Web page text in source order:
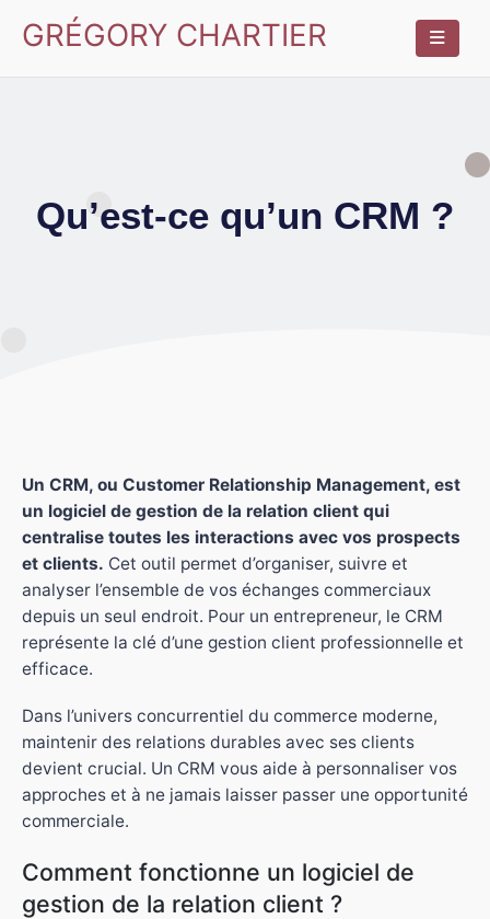
GRÉGORY CHARTIER
Qu’est-ce qu’un CRM ?
Un CRM, ou Customer Relationship Management, est
un logiciel de gestion de la relation client qui
centralise toutes les interactions avec vos prospects
et clients. Cet outil permet d’organiser, suivre et
analyser l’ensemble de vos échanges commerciaux
depuis un seul endroit. Pour un entrepreneur, le CRM
représente la clé d’une gestion client professionnelle et
efficace.
Dans l’univers concurrentiel du commerce moderne,
maintenir des relations durables avec ses clients
devient crucial. Un CRM vous aide à personnaliser vos
approches et à ne jamais laisser passer une opportunité
commerciale.
Comment fonctionne un logiciel de
gestion de la relation client ?